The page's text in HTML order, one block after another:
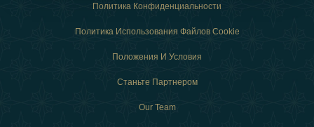
Политика Конфиденциальности
Политика Использования Файлов Cookie
Положения И Условия
Станьте Партнером
Our Team